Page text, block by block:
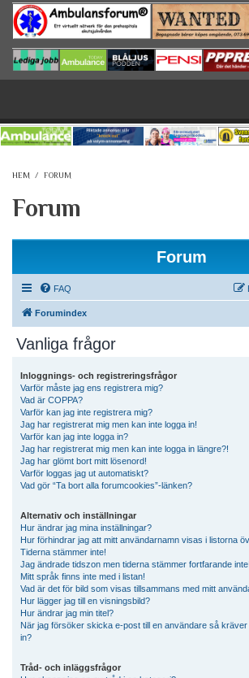
Hoppa till huvudinnehåll
HEM / FORUM
Forum